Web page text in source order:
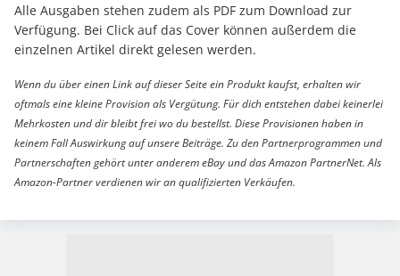
Alle Ausgaben stehen zudem als PDF zum Download zur
Verfügung. Bei Click auf das Cover können außerdem die
einzelnen Artikel direkt gelesen werden.
Wenn du über einen Link auf dieser Seite ein Produkt kaufst, erhalten wir
oftmals eine kleine Provision als Vergütung. Für dich entstehen dabei keinerlei
Mehrkosten und dir bleibt frei wo du bestellst. Diese Provisionen haben in
keinem Fall Auswirkung auf unsere Beiträge. Zu den Partnerprogrammen und
Partnerschaften gehört unter anderem eBay und das Amazon PartnerNet. Als
Amazon-Partner verdienen wir an qualifizierten Verkäufen.